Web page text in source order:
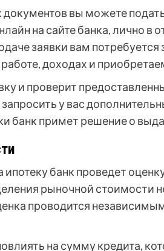
вы можете
на сайте банка, лично в
заявки вам потребуется
доходах и
и проверит
у вас
банк примет решение о
ипотеку банк проведет
рыночной стоимости
проводится
на сумму кредита,